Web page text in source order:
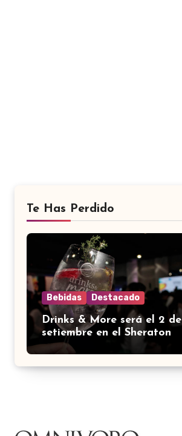
Te Has Perdido
Bebidas Destacado
Drinks & More será el 2 de
setiembre en el Sheraton